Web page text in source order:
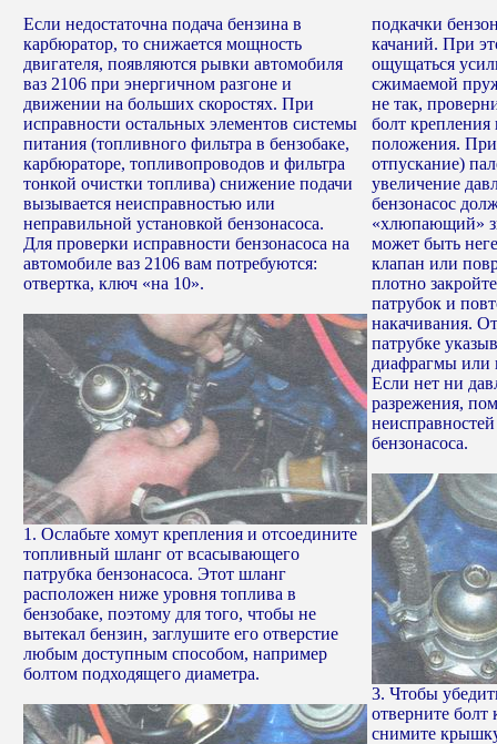
Если недостаточна подача бензина в
карбюратор, то снижается мощность
двигателя, появляются рывки автомобиля
ваз 2106 при энергичном разгоне и
движении на больших скоростях. При
исправности остальных элементов системы
питания (топливного фильтра в бензобаке,
карбюраторе, топливопроводов и фильтра
тонкой очистки топлива) снижение подачи
вызывается неисправностью или
неправильной установкой бензонасоса.
Для проверки исправности бензонасоса на
автомобиле ваз 2106 вам потребуются:
отвертка, ключ «на 10».
1. Ослабьте хомут крепления и отсоедините
топливный шланг от всасывающего
патрубка бензонасоса. Этот шланг
расположен ниже уровня топлива в
бензобаке, поэтому для того, чтобы не
вытекал бензин, заглушите его отверстие
любым доступным способом, например
болтом подходящего диаметра.
подкачки
качаний. При
ощущаться
сжимаемой
не так,
болт
положения.
отпускание)
увеличение
бензонасос
«хлюпающий»
может быть
клапан или
плотно
патрубок и
накачивания.
патрубке
диафрагмы или
Если нет ни
разрежения,
бензонасоса.
3. Чтобы
отверните
снимите